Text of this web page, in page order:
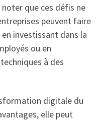
que ces défis ne
peuvent faire
investissant dans la
ou en
à des
digitale du
elle peut